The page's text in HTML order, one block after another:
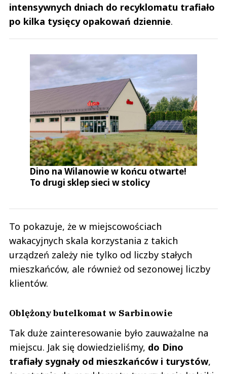
intensywnych dniach do recyklomatu trafiało
po kilka tysięcy opakowań dziennie.
Dino na Wilanowie w końcu otwarte!
To drugi sklep sieci w stolicy
To pokazuje, że w miejscowościach
wakacyjnych skala korzystania z takich
urządzeń zależy nie tylko od liczby stałych
mieszkańców, ale również od sezonowej liczby
klientów.
Oblężony butelkomat w Sarbinowie
Tak duże zainteresowanie było zauważalne na
miejscu. Jak się dowiedzieliśmy, do Dino
trafiały sygnały od mieszkańców i turystów,